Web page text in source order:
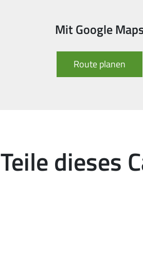
Mit Google
Route planen
Teile dieses